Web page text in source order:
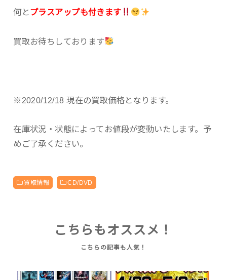
何とプラスアップも付きます
買取お待ちしております
※2020/12/18 現在の買取価格となります。
在庫状況・状態によってお値段が変動いたします。予
めご了承ください。
買取情報 CD/DVD
こちらもオススメ！